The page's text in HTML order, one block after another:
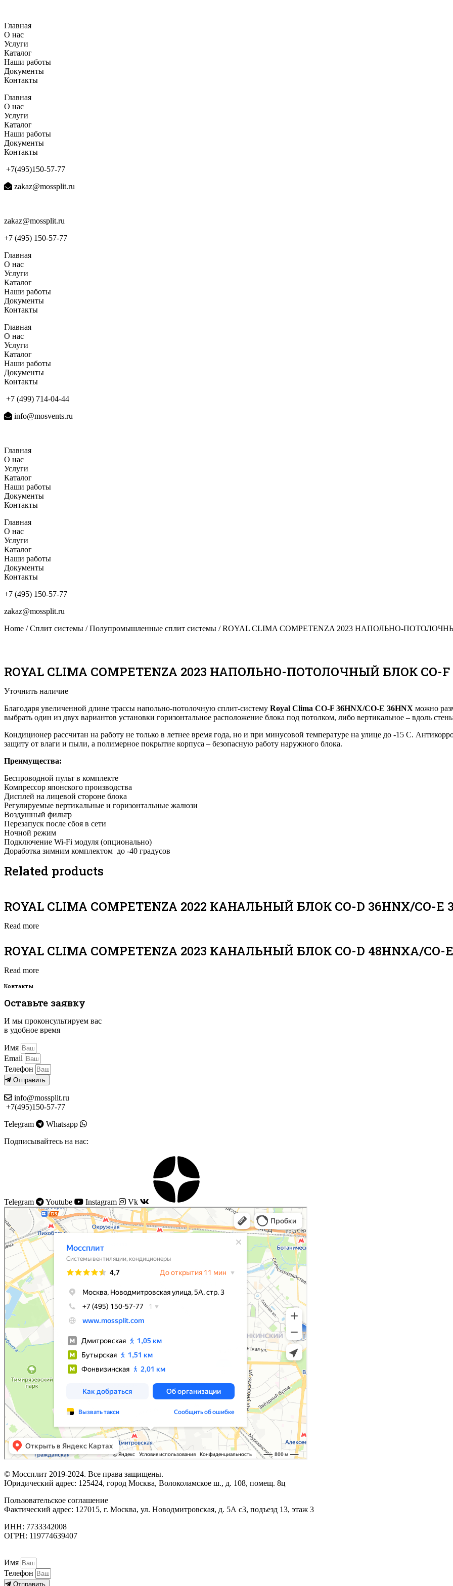
содержимому
Главная
О нас
Услуги
Каталог
Наши работы
Документы
Контакты
Главная
О нас
Услуги
Каталог
Наши работы
Документы
Контакты
+7(495)150-57-77
zakaz@mossplit.ru
zakaz@mossplit.ru
+7 (495) 150-57-77
Главная
О нас
Услуги
Каталог
Наши работы
Документы
Контакты
Главная
О нас
Услуги
Каталог
Наши работы
Документы
Контакты
+7 (499) 714-04-44
info@mosvents.ru
Главная
О нас
Услуги
Каталог
Наши работы
Документы
Контакты
Главная
О нас
Услуги
Каталог
Наши работы
Документы
Контакты
+7 (495) 150-57-77
zakaz@mossplit.ru
Home /Сплит системы /Полупромышленные сплит системы / ROYAL CLIMA COMPETENZA 2023 НАПОЛЬНО-
ROYAL CLIMA COMPETENZA 2023 НАПОЛЬНО-ПОТОЛОЧНЫЙ БЛОК CO-F
Уточнить наличие
Благодаря увеличенной длине трассы напольно-потолочную сплит-систему Royal Clima CO-F 36HNX/CO-E 36HNX можно
выбрать один из двух вариантов установки горизонтальное расположение блока под потолком, либо вертикальное – вдоль
Кондиционер рассчитан на работу не только в летнее время года, но и при минусовой температуре на улице до -15 C.
защиту от влаги и пыли, а полимерное покрытие корпуса – безопасную работу наружного блока.
Преимущества:
Беспроводной пульт в комплекте
Компрессор японского производства
Дисплей на лицевой стороне блока
Регулируемые вертикальные и горизонтальные жалюзи
Воздушный фильтр
Перезапуск после сбоя в сети
Ночной режим
Подключение Wi-Fi модуля (опционально)
Доработка зимним комплектом до -40 градусов
Related products
ROYAL CLIMA COMPETENZA 2022 КАНАЛЬНЫЙ БЛОК CO-D 36HNX/CO-E
Read more
ROYAL CLIMA COMPETENZA 2023 КАНАЛЬНЫЙ БЛОК CO-D 48HNXA/CO-
Read more
Контакты
Оставьте заявку
И мы проконсультируем вас
в удобное время
Имя
Email
Телефон
Отправить
info@mossplit.ru
+7(495)150-57-77
Telegram
Whatsapp
Подписывайтесь на нас:
Telegram Youtube Instagram Vk
Моссплит
Системы вентиляции в Москве
Установка кондиционеров в Москве
© Моссплит 2019-2024. Все права защищены.
Юридический адрес: 125424, город Москва, Волоколамское ш., д. 108, помещ. 8ц
Пользовательское соглашение
Фактический адрес: 127015, г. Москва, ул. Новодмитровская, д. 5А с3, подъезд 13, этаж 3
ИНН: 7733342008
ОГРН: 119774639407
Имя
Телефон
Отправить